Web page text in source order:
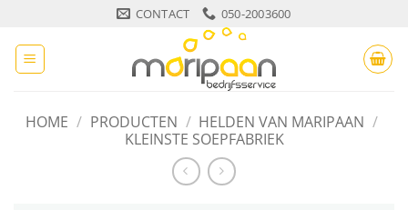
inhoud
CONTACT 050-2003600
HOME / PRODUCTEN / HELDEN VAN MARIPAAN /
KLEINSTE SOEPFABRIEK